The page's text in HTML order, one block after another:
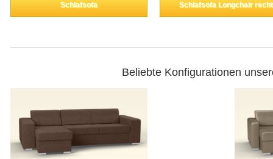
Schlafsofa Schlafsofa Longchair
Beliebte Konfigurationen